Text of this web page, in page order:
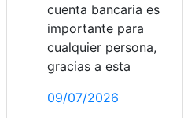
cuenta bancaria es
importante para
cualquier persona,
gracias a esta
09/07/2026